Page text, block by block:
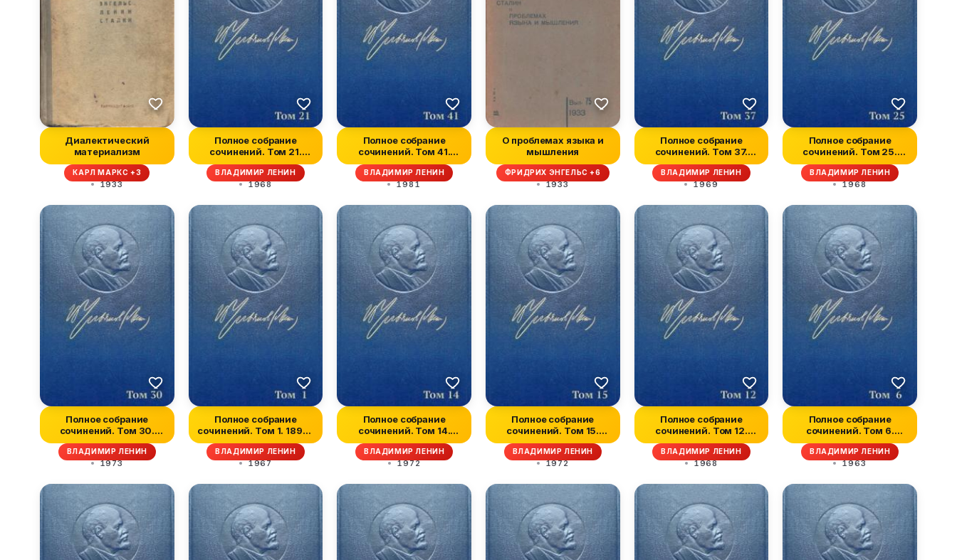
Диалектический
материализм
КАРЛ МАРКС +3
1933
Полное собрание
сочинений. Том 21.
Декабрь 1911 —...
ВЛАДИМИР ЛЕНИН
1968
Полное собрание
сочинений. Том 41.
Май-ноябрь 1920
ВЛАДИМИР ЛЕНИН
1981
О проблемах языка и
мышления
ФРИДРИХ ЭНГЕЛЬС +6
1933
Полное собрание
сочинений. Том 37.
Июль 1918 — мар...
ВЛАДИМИР ЛЕНИН
1969
Полное собрание
сочинений. Том 25.
Март-июль 1914
ВЛАДИМИР ЛЕНИН
1968
Полное собрание
сочинений. Том 30.
Июль 1916 — фев...
ВЛАДИМИР ЛЕНИН
1973
Полное собрание
сочинений. Том 1. 1893–
1894
ВЛАДИМИР ЛЕНИН
1967
Полное собрание
сочинений. Том 14.
Сентябрь 1906 —...
ВЛАДИМИР ЛЕНИН
1972
Полное собрание
сочинений. Том 15.
Февраль-июнь 19...
ВЛАДИМИР ЛЕНИН
1972
Полное собрание
сочинений. Том 12.
Октябрь 1905 —...
ВЛАДИМИР ЛЕНИН
1968
Полное собрание
сочинений. Том 6.
Январь-август 19...
ВЛАДИМИР ЛЕНИН
1963